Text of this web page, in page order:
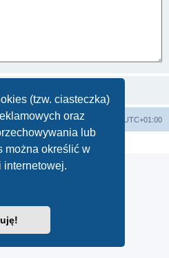
(tzw. ciasteczka)
oraz
lub
można określić w
internetowej.
Strefa czasowa UTC+01:00
® Forum Software © phpBB Limited
dostarczaphpBB.pl